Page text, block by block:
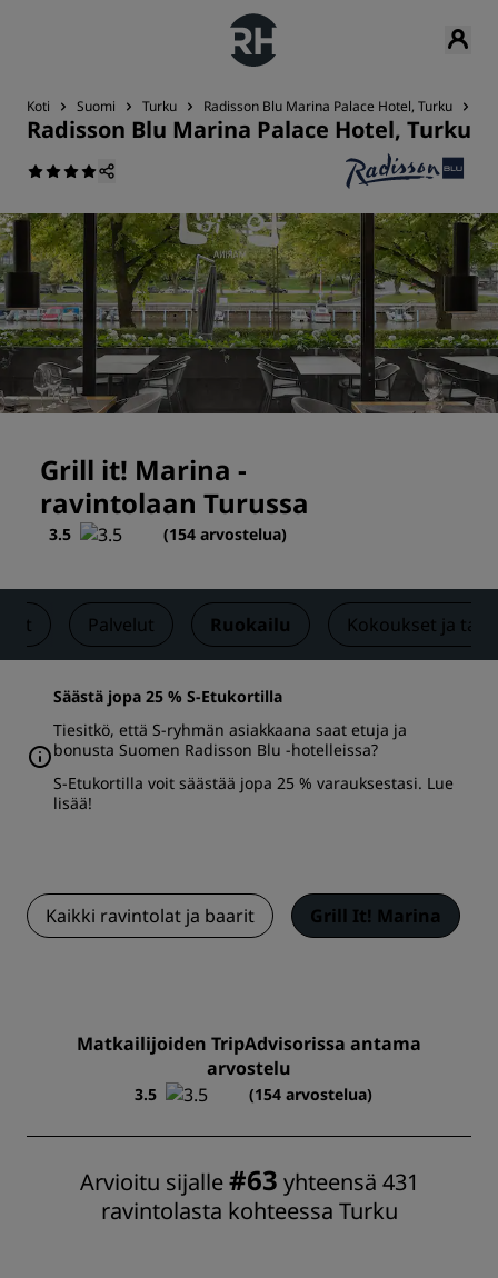
Koti Suomi Turku Radisson Blu Marina Palace Hotel, Turku
Radisson Blu Marina Palace Hotel, Turku
Grill it! Marina -
ravintolaan Turussa
3.5 (154 arvostelua)
Palvelut Ruokailu Kokoukset ja
Säästä jopa 25 % S-Etukortilla
Tiesitkö, että S-ryhmän asiakkaana saat etuja ja
bonusta Suomen Radisson Blu -hotelleissa?
S-Etukortilla voit säästää jopa 25 % varauksestasi. Lue
lisää!
Kaikki ravintolat ja baarit Grill It! Marina
Matkailijoiden TripAdvisorissa antama
arvostelu
3.5 (154 arvostelua)
Arvioitu sijalle#63 yhteensä 431
ravintolasta kohteessa Turku